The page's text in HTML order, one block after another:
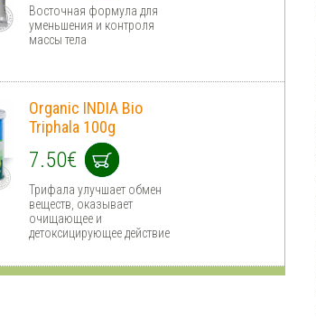
Восточная формула для
уменьшения и контроля
массы тела
Organic INDIA Bio
Triphala 100g
7.50€
Трифала улучшает обмен
веществ, оказывает
очищающее и
детоксицирующее действие